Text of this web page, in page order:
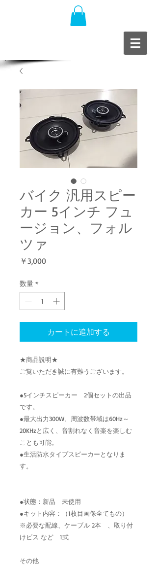
バイク 汎用スピー
カー 5インチ フュ
ージョン、フォル
ツァ
￥3,000価
数量 *
カートに追加する
★商品説明★
ご覧いただき誠に有難うございます。
●5インチスピーカー 2個セットの出品
です。
●最大出力300W、周波数帯域は60Hz～
20KHzと広く、音割れなく音楽を楽しむ
ことも可能。
●生活防水タイプスピーカーとなりま
す。
●状態：新品 未使用
●キット内容：（1枚目画像全てもの）
※必要な配線、ケーブル 2本 、取り付
けビス など 1式
その他